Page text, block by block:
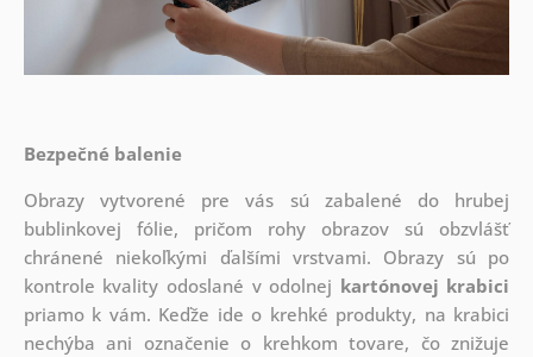
Bezpečné balenie
Obrazy vytvorené pre vás sú zabalené do hrubej
bublinkovej fólie, pričom rohy obrazov sú obzvlášť
chránené niekoľkými ďalšími vrstvami. Obrazy sú po
kontrole kvality odoslané v odolnej kartónovej krabici
priamo k vám. Keďže ide o krehké produkty, na krabici
nechýba ani označenie o krehkom tovare, čo znižuje